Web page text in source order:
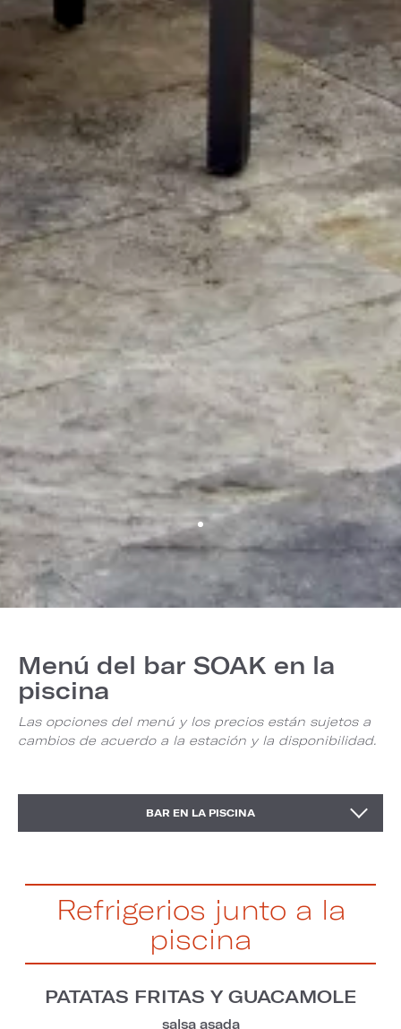
Menú del bar SOAK en la
piscina
Las opciones del menú y los precios están sujetos a
cambios de acuerdo a la estación y la disponibilidad.
BAR EN LA PISCINA
BEBIDAS
Refrigerios junto a la
piscina
PATATAS FRITAS Y GUACAMOLE
salsa asada